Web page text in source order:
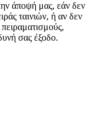
άποψή μας, εάν δεν
ταινιών, ή αν δεν
σας έξοδο.